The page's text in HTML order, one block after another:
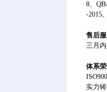
8、
-2015
售后
三月
体系
实力